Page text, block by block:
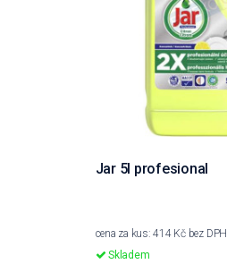
Jar 5l profesional
cena za kus: 414 Kč bez DPH
Skladem